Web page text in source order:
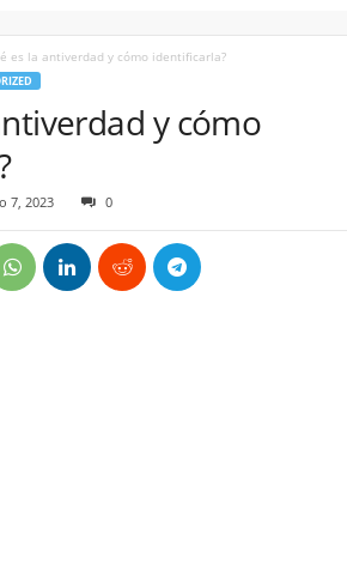
es la antiverdad y cómo identificarla?
y cómo
7, 2023 0